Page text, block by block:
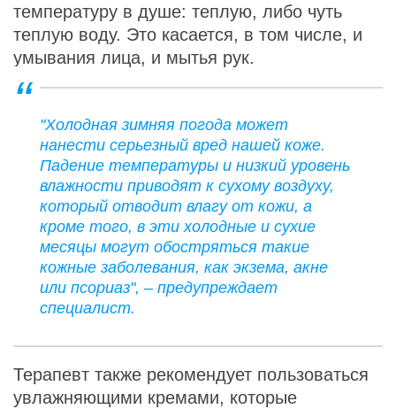
температуру в душе: теплую, либо чуть
теплую воду. Это касается, в том числе, и
умывания лица, и мытья рук.
"Холодная зимняя погода может
нанести серьезный вред нашей коже.
Падение температуры и низкий уровень
влажности приводят к сухому воздуху,
который отводит влагу от кожи, а
кроме того, в эти холодные и сухие
месяцы могут обостряться такие
кожные заболевания, как экзема, акне
или псориаз", – предупреждает
специалист.
Терапевт также рекомендует пользоваться
увлажняющими кремами, которые